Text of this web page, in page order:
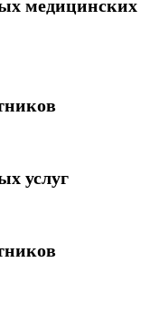
медицинских
услуг